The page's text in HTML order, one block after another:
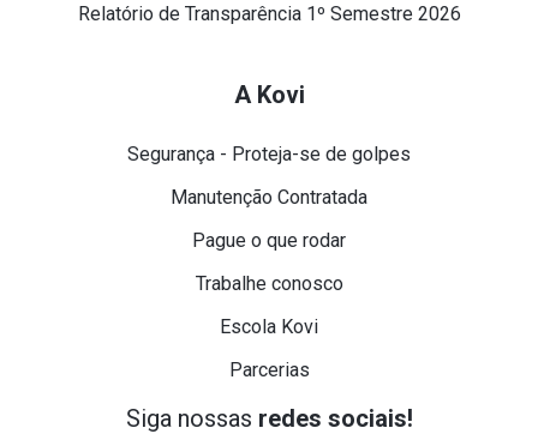
Relatório de Transparência 1º Semestre 2026
A Kovi
Segurança - Proteja-se de golpes
Manutenção Contratada
Pague o que rodar
Trabalhe conosco
Escola Kovi
Parcerias
Siga nossas redes sociais!